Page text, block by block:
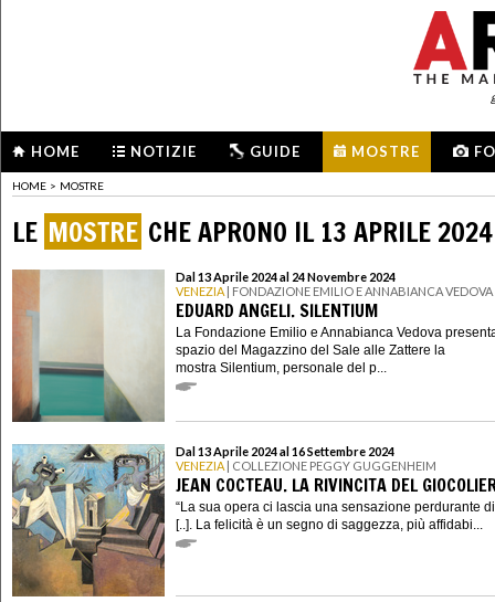
HOME NOTIZIE GUIDE MOSTRE
HOME > MOSTRE
LE MOSTRE CHE APRONO IL 13 APRILE 2024
Dal 13 Aprile 2024 al 24 Novembre 2024
VENEZIA | FONDAZIONE EMILIO E ANNABIANCA VEDOVA
EDUARD ANGELI. SILENTIUM
La Fondazione Emilio e Annabianca Vedova
spazio del Magazzino del Sale alle Zattere la
mostra Silentium, personale del p...
Dal 13 Aprile 2024 al 16 Settembre 2024
VENEZIA | COLLEZIONE PEGGY GUGGENHEIM
JEAN COCTEAU. LA RIVINCITA DEL
“La sua opera ci lascia una sensazione perdurante
[..]. La felicità è un segno di saggezza, più affidabi...